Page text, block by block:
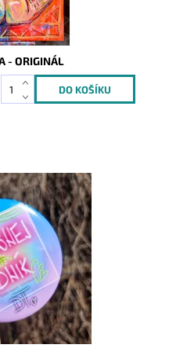
- ORIGINÁL